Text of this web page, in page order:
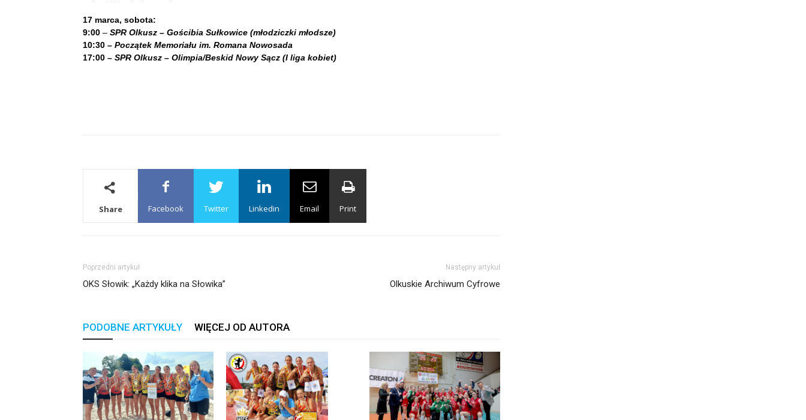
17 marca, sobota:
9:00 – SPR Olkusz – Gościbia Sułkowice (młodziczki młodsze)
10:30 – Początek Memoriału im. Romana Nowosada
17:00 – SPR Olkusz – Olimpia/Beskid Nowy Sącz (I liga kobiet)
Share Facebook Twitter Linkedin Email Print
Poprzedni artykuł
OKS Słowik: „Każdy klika na Słowika”
Następny artykuł
Olkuskie Archiwum Cyfrowe
PODOBNE ARTYKUŁY WIĘCEJ OD AUTORA